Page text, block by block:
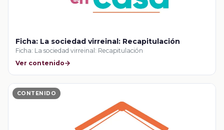
Ficha: La sociedad virreinal: Recapitulación
Ficha: La sociedad virreinal: Recapitulación
Ver contenido
CONTENIDO